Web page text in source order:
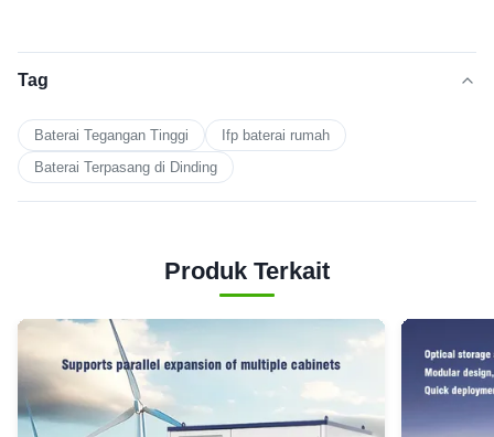
Tag
Baterai Tegangan Tinggi
Ifp baterai rumah
Baterai Terpasang di Dinding
Produk Terkait